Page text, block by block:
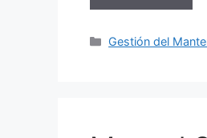
Categories
Gestión del